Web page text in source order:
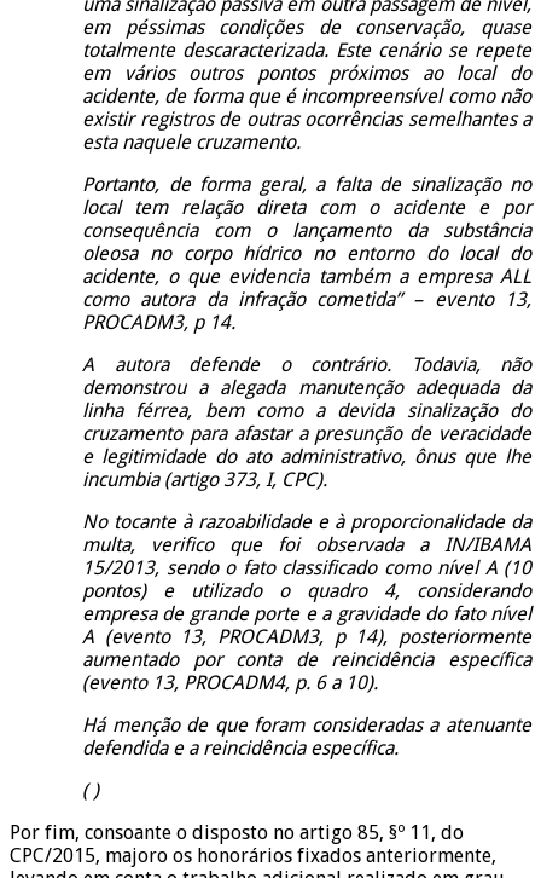
uma sinalização passiva em outra passagem de nível,
em péssimas condições de conservação, quase
totalmente descaracterizada. Este cenário se repete
em vários outros pontos próximos ao local do
acidente, de forma que é incompreensível como não
existir registros de outras ocorrências semelhantes a
esta naquele cruzamento.
Portanto, de forma geral, a falta de sinalização no
local tem relação direta com o acidente e por
consequência com o lançamento da substância
oleosa no corpo hídrico no entorno do local do
acidente, o que evidencia também a empresa ALL
como autora da infração cometida” – evento 13,
PROCADM3, p 14.
A autora defende o contrário. Todavia, não
demonstrou a alegada manutenção adequada da
linha férrea, bem como a devida sinalização do
cruzamento para afastar a presunção de veracidade
e legitimidade do ato administrativo, ônus que lhe
incumbia (artigo 373, I, CPC).
No tocante à razoabilidade e à proporcionalidade da
multa, verifico que foi observada a IN/IBAMA
15/2013, sendo o fato classificado como nível A (10
pontos) e utilizado o quadro 4, considerando
empresa de grande porte e a gravidade do fato nível
A (evento 13, PROCADM3, p 14), posteriormente
aumentado por conta de reincidência específica
(evento 13, PROCADM4, p. 6 a 10).
Há menção de que foram consideradas a atenuante
defendida e a reincidência específica.
( )
Por fim, consoante o disposto no artigo 85, §º 11, do
CPC/2015, majoro os honorários fixados anteriormente,